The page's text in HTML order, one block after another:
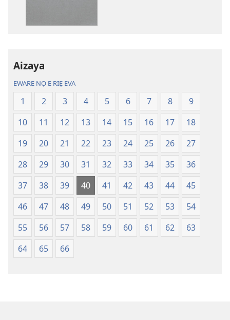
Ọkpokpọ
ọrọ
Ikereakere
Efuafo
Na
(Onọ
wariẹ
evaọ
2013)
Na
(Onọ
a
wariẹ
evaọ
2013)
Aizaya
EWARE NỌ E RIẸ EVA
1 2 3 4 5 6 7 8
9
10
11 12 13 14 15 16 17
18
19
20 21 22 23 24 25 26
27
28
29 30 31 32 33 34 35
36
37
38 39 40 41 42 43 44
45
46
47 48 49 50 51 52 53
54
55
56 57 58 59 60 61 62
63
64
65 66